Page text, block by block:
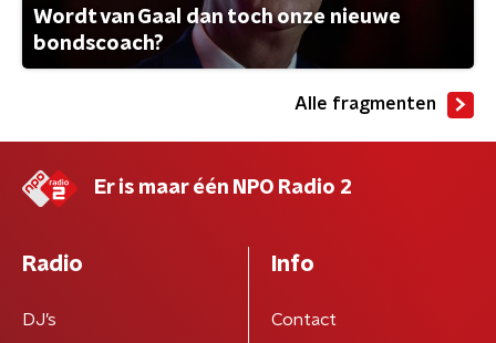
Wordt van Gaal dan toch onze nieuwe
bondscoach?
Alle fragmenten
Er is maar één NPO Radio 2
Radio
DJ’s
Info
Contact